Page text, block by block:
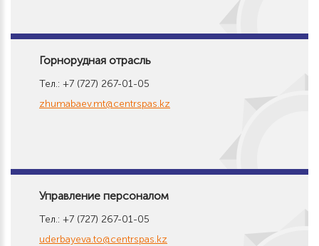
Горнорудная отрасль
Тел.: +7 (727) 267-01-05
zhumabaev.mt@centrspas.kz
Управление персоналом
Тел.: +7 (727) 267-01-05
uderbayeva.to@centrspas.kz